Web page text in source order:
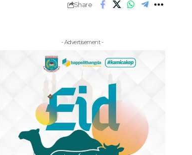
Share
- Advertisement -